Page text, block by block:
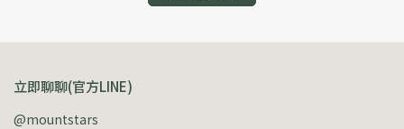
立即聊聊(官方LINE)
@mountstars